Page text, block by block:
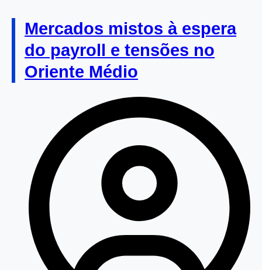
Mercados mistos à espera
do payroll e tensões no
Oriente Médio